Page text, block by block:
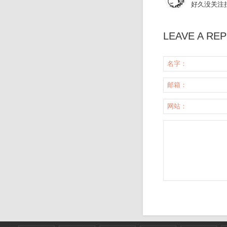
好久没关注
LEAVE A
名字：
邮箱：
网站：